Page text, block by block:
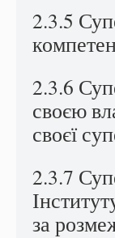
2.3.5
2.3.6
своєю
своєї
2.3.7
за